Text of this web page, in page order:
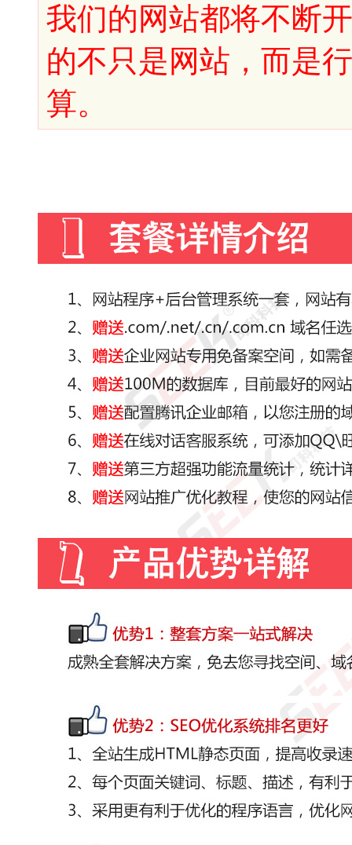
我们的网站都将不断
的不只是网站，而是
算。